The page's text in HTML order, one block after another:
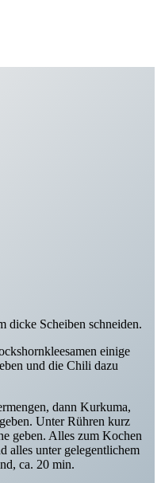
dicke Scheiben schneiden.
einige
und die Chili dazu
dann Kurkuma,
Unter Rühren kurz
geben. Alles zum Kochen
alles unter gelegentlichem
ca. 20 min.